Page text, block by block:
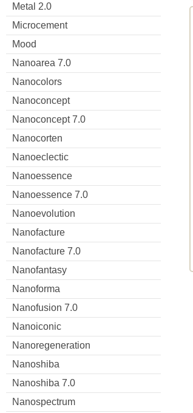
Metal 2.0
Microcement
Mood
Nanoarea 7.0
Nanocolors
Nanoconcept
Nanoconcept 7.0
Nanocorten
Nanoeclectic
Nanoessence
Nanoessence 7.0
Nanoevolution
Nanofacture
Nanofacture 7.0
Nanofantasy
Nanoforma
Nanofusion 7.0
Nanoiconic
Nanoregeneration
Nanoshiba
Nanoshiba 7.0
Nanospectrum